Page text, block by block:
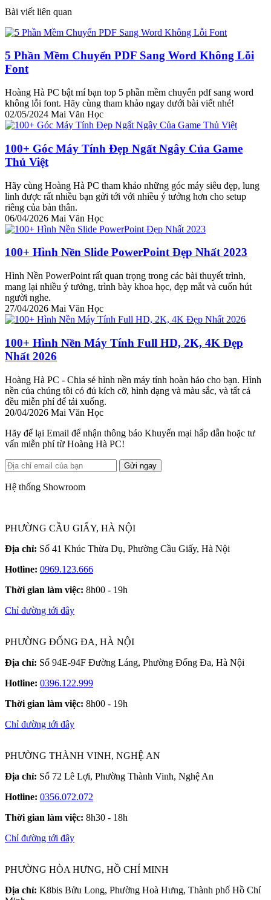
Bài viết liên quan
5 Phần Mềm Chuyển PDF Sang Word Không Lỗi
Font
Hoàng Hà PC bật mí bạn top 5 phần mềm chuyển pdf sang word
không lỗi font. Hãy cùng tham khảo ngay dưới bài viết nhé!
02/05/2024 Mai Văn Học
100+ Góc Máy Tính Đẹp Ngất Ngây Của Game
Thủ Việt
Hãy cùng Hoàng Hà PC tham khảo những góc máy siêu đẹp, lung
linh được rất nhiều bạn gửi tới với nhiều ý tưởng hơn cho setup
riêng của bản thân.
06/04/2026 Mai Văn Học
100+ Hình Nền Slide PowerPoint Đẹp Nhất 2023
Hình Nền PowerPoint rất quan trọng trong các bài thuyết trình,
mang lại nhiều ý tưởng, trình bày khoa học, đẹp mắt và cuốn hút
người nghe.
27/04/2026 Mai Văn Học
100+ Hình Nền Máy Tính Full HD, 2K, 4K Đẹp
Nhất 2026
Hoàng Hà PC - Chia sẻ hình nền máy tính hoàn hảo cho bạn. Hình
nền của chúng tôi có đủ kích cỡ, hình dạng và màu sắc, và tất cả
đều miễn phí để tải xuống.
20/04/2026 Mai Văn Học
Hãy để lại Email để nhận thông báo Khuyến mại hấp dẫn hoặc tư
vấn miễn phí từ Hoàng Hà PC!
Gửi ngay
Hệ thống Showroom
PHƯỜNG CẦU GIẤY, HÀ NỘI
Địa chỉ: Số 41 Khúc Thừa Dụ, Phường Cầu Giấy, Hà Nội
Hotline: 0969.123.666
Thời gian làm việc: 8h00 - 19h
Chỉ đường tới đây
PHƯỜNG ĐỐNG ĐA, HÀ NỘI
Địa chỉ: Số 94E-94F Đường Láng, Phường Đống Đa, Hà Nội
Hotline: 0396.122.999
Thời gian làm việc: 8h00 - 19h
Chỉ đường tới đây
PHƯỜNG THÀNH VINH, NGHỆ AN
Địa chỉ: Số 72 Lê Lợi, Phường Thành Vinh, Nghệ An
Hotline: 0356.072.072
Thời gian làm việc: 8h30 - 18h
Chỉ đường tới đây
PHƯỜNG HÒA HƯNG, HỒ CHÍ MINH
Địa chỉ: K8bis Bửu Long, Phường Hoà Hưng, Thành phố Hồ Chí